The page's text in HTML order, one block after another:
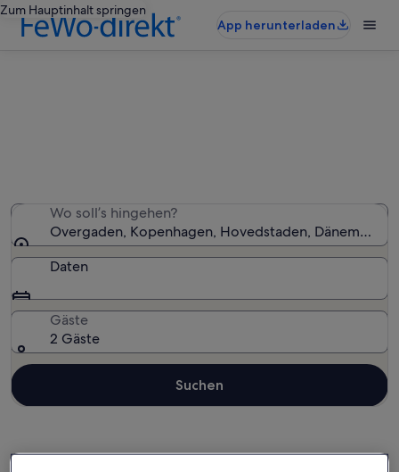
Zum Hauptinhalt springen
App herunterladen
Wo soll’s hingehen?
Overgaden, Kopenhagen, Hovedstaden, Dänemark
Daten
Gäste
2 Gäste
Suchen